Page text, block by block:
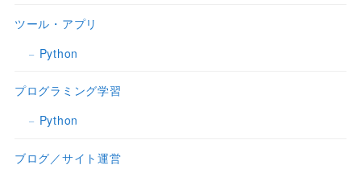
ツール・アプリ
Python
プログラミング学習
Python
ブログ／サイト運営